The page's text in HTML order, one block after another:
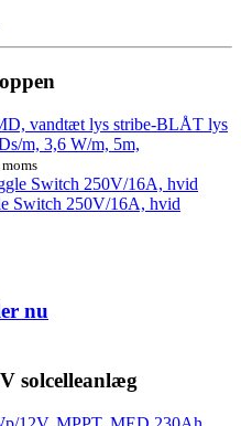
m, 3,6 W/m, 5m,
Switch 250V/16A, hvid
nu
solcelleanlæg